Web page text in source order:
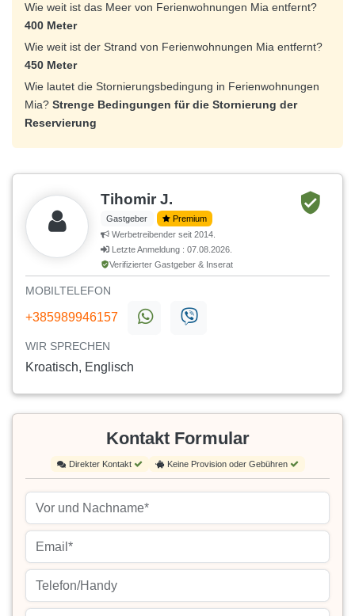
Wie weit ist das Meer von Ferienwohnungen Mia entfernt?
400 Meter
Wie weit ist der Strand von Ferienwohnungen Mia entfernt?
450 Meter
Wie lautet die Stornierungsbedingung in Ferienwohnungen
Mia? Strenge Bedingungen für die Stornierung der
Reservierung
Tihomir J.
Gastgeber
Premium
Werbetreibender seit 2014.
Letzte Anmeldung : 07.08.2026.
Verifizierter Gastgeber & Inserat
MOBILTELEFON
+385989946157
WIR SPRECHEN
Kroatisch, Englisch
Kontakt Formular
Direkter Kontakt Keine Provision oder Gebühren